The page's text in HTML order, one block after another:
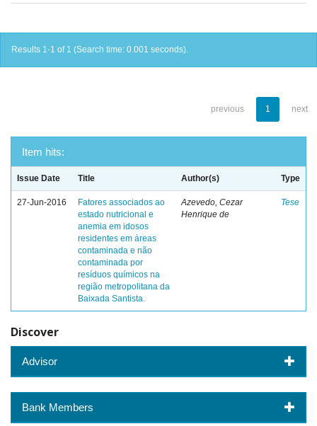
Results 1-1 of 1 (Search time: 0.001 seconds).
previous 1 next
Item hits:
Issue Date Title Author(s) Type
27-Jun-2016
Fatores associados ao
estado nutricional e
anemia em idosos
residentes em áreas
contaminada e não
contaminada por
resíduos químicos na
região metropolitana da
Baixada Santista.
Azevedo, Cezar
Henrique de
Tese
Discover
Advisor
Bank Members